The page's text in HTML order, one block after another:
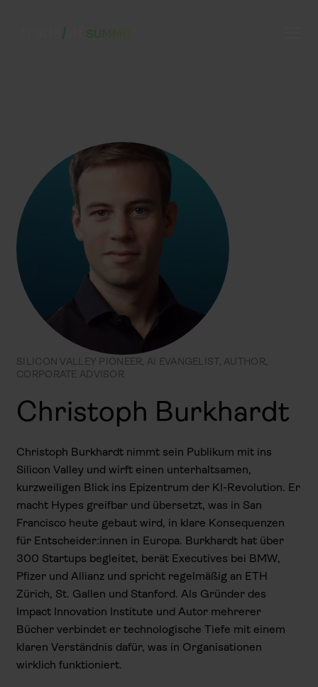
SILICON VALLEY PIONEER, AI EVANGELIST, AUTHOR,
CORPORATE ADVISOR
Christoph Burkhardt
Christoph Burkhardt nimmt sein Publikum mit ins
Silicon Valley und wirft einen unterhaltsamen,
kurzweiligen Blick ins Epizentrum der KI-Revolution. Er
macht Hypes greifbar und übersetzt, was in San
Francisco heute gebaut wird, in klare Konsequenzen
für Entscheider:innen in Europa. Burkhardt hat über
300 Startups begleitet, berät Executives bei BMW,
Pfizer und Allianz und spricht regelmäßig an ETH
Zürich, St. Gallen und Stanford. Als Gründer des
Impact Innovation Institute und Autor mehrerer
Bücher verbindet er technologische Tiefe mit einem
klaren Verständnis dafür, was in Organisationen
wirklich funktioniert.